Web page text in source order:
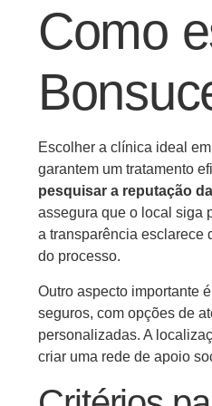
Como
Escolher a clínica ideal
garantem um tratamento
pesquisar a reputação
assegura que o local siga
a transparência esclarece
do processo.
Outro aspecto importante
seguros, com opções de
personalizadas. A
criar uma rede de apoio